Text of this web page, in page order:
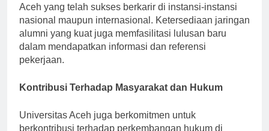
Aceh yang telah sukses berkarir di instansi-instansi
nasional maupun internasional. Ketersediaan jaringan
alumni yang kuat juga memfasilitasi lulusan baru
dalam mendapatkan informasi dan referensi
pekerjaan.
Kontribusi Terhadap Masyarakat dan Hukum
Universitas Aceh juga berkomitmen untuk
berkontribusi terhadap perkembangan hukum di